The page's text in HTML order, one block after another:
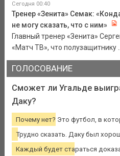
Сегодня 00:40
Тренер «Зенита» Семак:
не могу сказать, что с ним»
Главный тренер «Зенита»
«Матч ТВ», что полузащитнику
ГОЛОСОВАНИЕ
Сможет ли Угальде
Даку?
Почему нет? Это футбол, в
Трудно сказать. Даку был
Каждый будет стараться